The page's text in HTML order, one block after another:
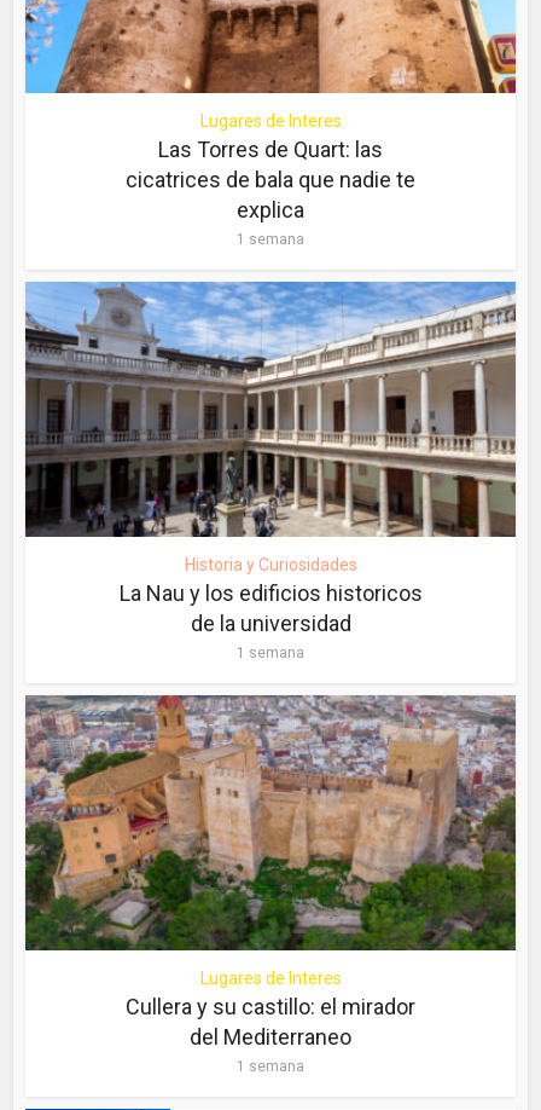
Lugares de Interes
Las Torres de Quart: las
cicatrices de bala que nadie te
explica
1 semana
Historia y Curiosidades
La Nau y los edificios historicos
de la universidad
1 semana
Lugares de Interes
Cullera y su castillo: el mirador
del Mediterraneo
1 semana